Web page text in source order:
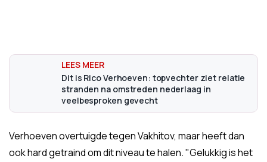
Dit is Rico Verhoeven: topvechter ziet relatie
stranden na omstreden nederlaag in
veelbesproken gevecht
Verhoeven overtuigde tegen Vakhitov, maar heeft dan
ook hard getraind om dit niveau te halen. "Gelukkig is het